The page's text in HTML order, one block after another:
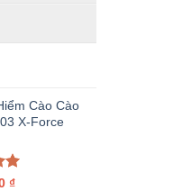
Cào Cào
X-Force
₫